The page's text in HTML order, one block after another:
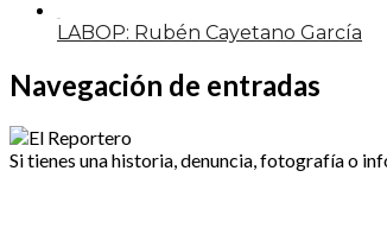
LABOP: Rubén Cayetano García
Navegación de entradas
Si tienes una historia, denuncia, fotografía o